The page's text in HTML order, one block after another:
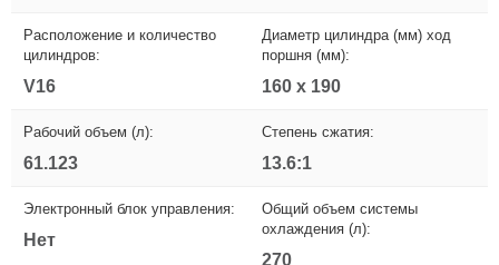
Расположение и количество
цилиндров:
V16
Диаметр цилиндра (мм) ход
поршня (мм):
160 х 190
Рабочий объем (л):
61.123
Степень сжатия:
13.6:1
Электронный блок управления:
Нет
Общий объем системы
охлаждения (л):
270